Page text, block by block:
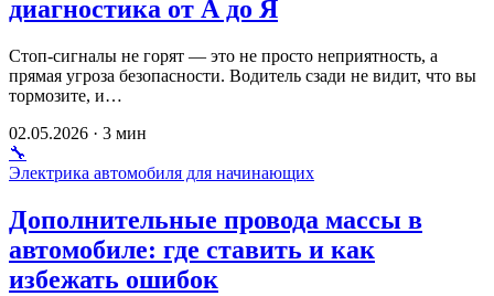
диагностика от А до Я
Стоп-сигналы не горят — это не просто неприятность, а
прямая угроза безопасности. Водитель сзади не видит, что вы
тормозите, и…
02.05.2026 · 3 мин
🔧
Электрика автомобиля для начинающих
Дополнительные провода массы в
автомобиле: где ставить и как
избежать ошибок